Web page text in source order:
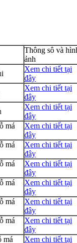
Thông sô và
ảnh
Xem chi tiết tại
đây
Xem chi tiết tại
đây
Xem chi tiết tại
đây
má
Xem chi tiết tại
đây
má
Xem chi tiết tại
đây
má
Xem chi tiết tại
đây
má
Xem chi tiết tại
đây
má
Xem chi tiết tại
đây
má
Xem chi tiết tại
đây
má
Xem chi tiết tại